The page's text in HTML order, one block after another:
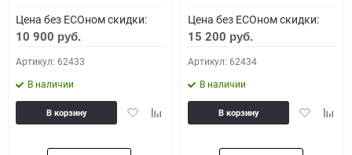
Цена без ECOном скидки:
10 900 руб.
Артикул: 62433
В наличии
ДобавитьДобавить
В корзину
Цена без ECOном скидки:
15 200 руб.
Артикул: 62434
В наличии
Добавить
В корзину